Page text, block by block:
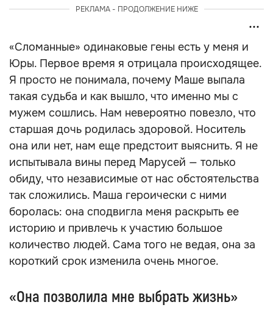
РЕКЛАМА - ПРОДОЛЖЕНИЕ НИЖЕ
«Сломанные» одинаковые гены есть у меня и
Юры. Первое время я отрицала происходящее.
Я просто не понимала, почему Маше выпала
такая судьба и как вышло, что именно мы с
мужем сошлись. Нам невероятно повезло, что
старшая дочь родилась здоровой. Носитель
она или нет, нам еще предстоит выяснить. Я не
испытывала вины перед Марусей — только
обиду, что независимые от нас обстоятельства
так сложились. Маша героически с ними
боролась: она сподвигла меня раскрыть ее
историю и привлечь к участию большое
количество людей. Сама того не ведая, она за
короткий срок изменила очень многое.
«Она позволила мне выбрать жизнь»